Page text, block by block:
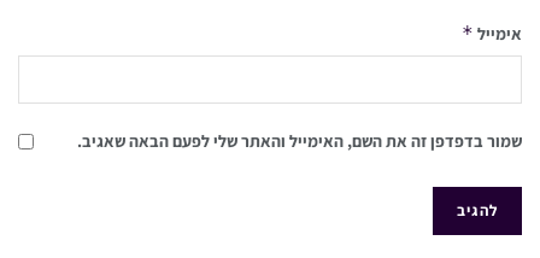
אימייל *
שמור בדפדפן זה את השם, האימייל והאתר שלי לפעם הבאה שאגיב.